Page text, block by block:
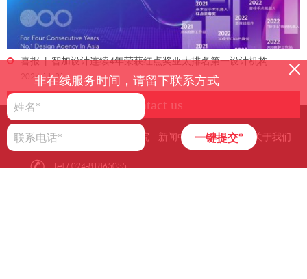
喜报 | 智加设计连续4年荣获红点奖亚太排名第一设计机构
2024-11-21
Contact us
客户案例 智加学院 新闻中心 合作模式 关于我们
Tel / 024-81865055
非在线服务时间，请留下联系方式
一键提交*